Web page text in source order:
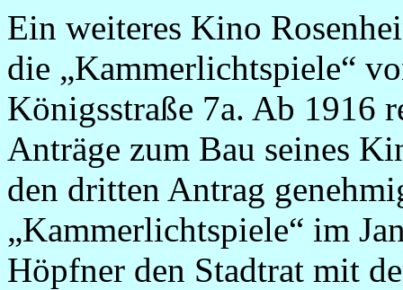
Ein weiteres Kino
die „Kammerlichtspiele“
Königsstraße 7a. Ab 1916
Anträge zum Bau seines
den dritten Antrag
„Kammerlichtspiele“ im
Höpfner den Stadtrat mit